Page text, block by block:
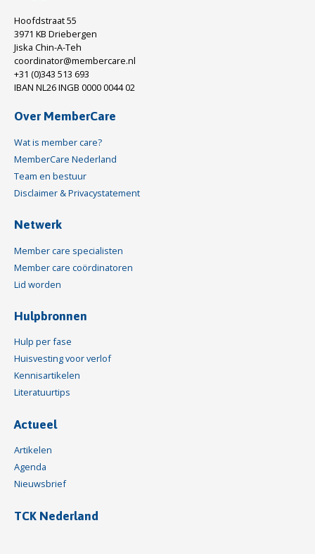
Hoofdstraat 55
3971 KB Driebergen
Jiska Chin-A-Teh
coordinator@membercare.nl
+31 (0)343 513 693
IBAN NL26 INGB 0000 0044 02
Over MemberCare
Wat is member care?
MemberCare Nederland
Team en bestuur
Disclaimer & Privacystatement
Netwerk
Member care specialisten
Member care coördinatoren
Lid worden
Hulpbronnen
Hulp per fase
Huisvesting voor verlof
Kennisartikelen
Literatuurtips
Actueel
Artikelen
Agenda
Nieuwsbrief
TCK Nederland